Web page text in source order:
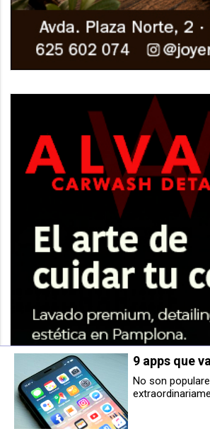
Bomberos de Alsasua sofocan un
incendio de basura en una bajera
del polígono Ondarria
Una mujer,
9 apps que
No son